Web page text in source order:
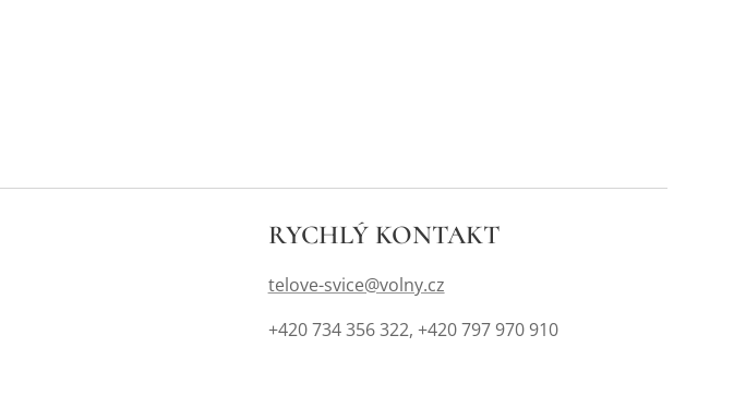
RYCHLÝ KONTAKT
telove-svice@volny.cz
+420 734 356 322, +420 797 970 910